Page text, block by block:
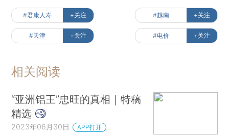
#君康人寿 +关注 #越南 +关注
#天津 +关注 #电价 +关注
相关阅读
“亚洲铝王”忠旺的真相｜特稿
精选
2023年06月30日 APP打开